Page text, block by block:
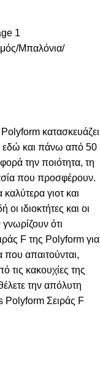
Μπαλόνια
κατασκευάζει
εδώ και πάνω από 50
την ποιότητα, τη
που προσφέρουν.
γιοτ και
ιδιοκτήτες και οι
ότι
F της Polyform για
που απαιτούνται,
τις κακουχίες της
την απόλυτη
Polyform Σειράς F